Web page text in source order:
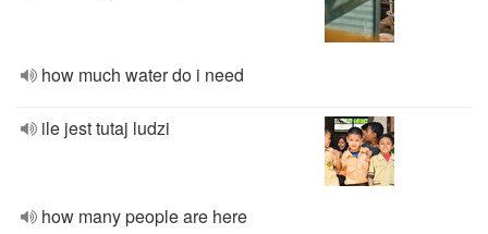
how much water do i need
ile jest tutaj ludzi
how many people are here